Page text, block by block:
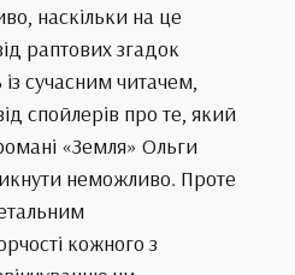
наскільки на це
раптових згадок
сучасним читачем,
спойлерів про те, який
«Земля» Ольги
неможливо. Проте
кожного з